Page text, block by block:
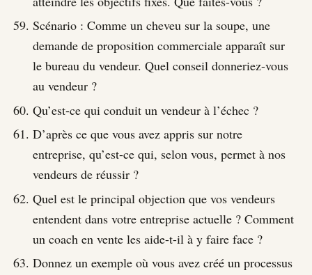
Scénario : Comme un cheveu sur la soupe, une
demande de proposition commerciale apparaît sur
le bureau du vendeur. Quel conseil donneriez-vous
au vendeur ?
Qu’est-ce qui conduit un vendeur à l’échec ?
D’après ce que vous avez appris sur notre
entreprise, qu’est-ce qui, selon vous, permet à nos
vendeurs de réussir ?
Quel est le principal objection que vos vendeurs
entendent dans votre entreprise actuelle ? Comment
un coach en vente les aide-t-il à y faire face ?
Donnez un exemple où vous avez créé un processus